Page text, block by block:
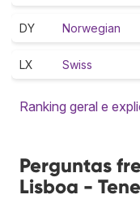
DY Norwegian
LX Swiss
Ranking geral e
Perguntas
Lisboa -